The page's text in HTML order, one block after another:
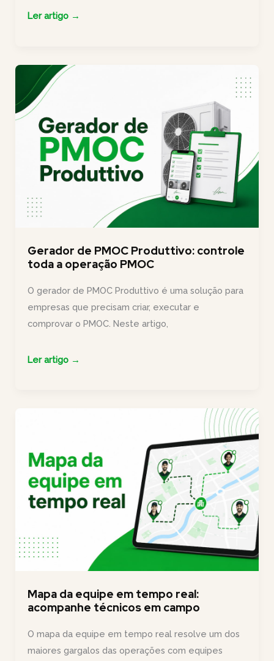
De
minutos:
como
a
Enseg
digitalizou
padronizou
gestão
de
Ler artigo →
Gerador de PMOC Produttivo: controle
toda a operação PMOC
O gerador de PMOC Produttivo é uma solução para
empresas que precisam criar, executar e
comprovar o PMOC. Neste artigo,
Gerador
a
operação
PMOC
Ler artigo →
Mapa da equipe em tempo real:
acompanhe técnicos em campo
O mapa da equipe em tempo real resolve um dos
maiores gargalos das operações com equipes